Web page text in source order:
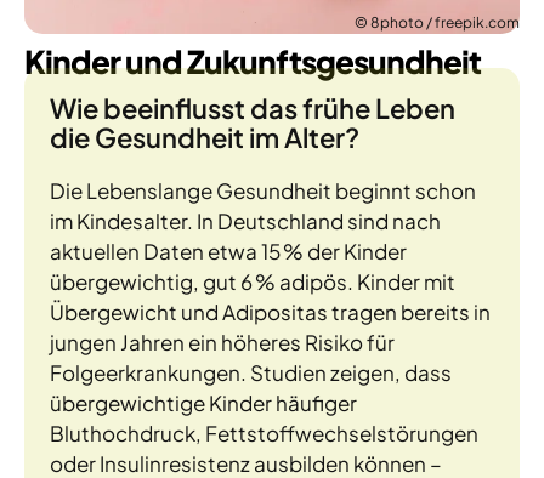
© 8photo / freepik.com
Kinder und Zukunftsgesundheit
Wie beeinflusst das frühe Leben
die Gesundheit im Alter?
Die Lebenslange Gesundheit beginnt schon
im Kindesalter. In Deutschland sind nach
aktuellen Daten etwa 15 % der Kinder
übergewichtig, gut 6 % adipös. Kinder mit
Übergewicht und Adipositas tragen bereits in
jungen Jahren ein höheres Risiko für
Folgeerkrankungen. Studien zeigen, dass
übergewichtige Kinder häufiger
Bluthochdruck, Fettstoffwechselstörungen
oder Insulinresistenz ausbilden können –